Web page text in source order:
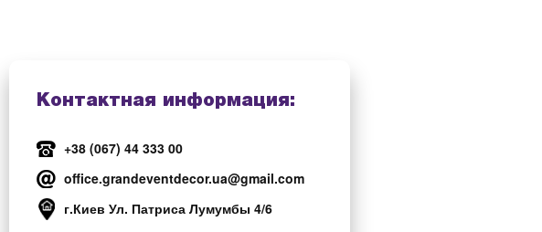
Контактная информация:
+38 (067) 44 333 00
office.grandeventdecor.ua@gmail.com
г.Киев Ул. Патриса Лумумбы 4/6